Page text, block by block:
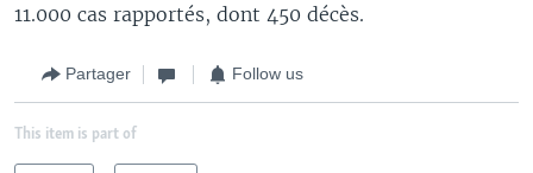
11.000 cas rapportés, dont 450 décès.
Partager Follow us
This item is part of